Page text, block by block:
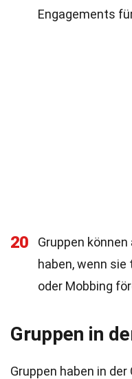
Engagements
20
Gruppen
haben, wenn
oder Mobbing
Gruppen in
Gruppen haben in